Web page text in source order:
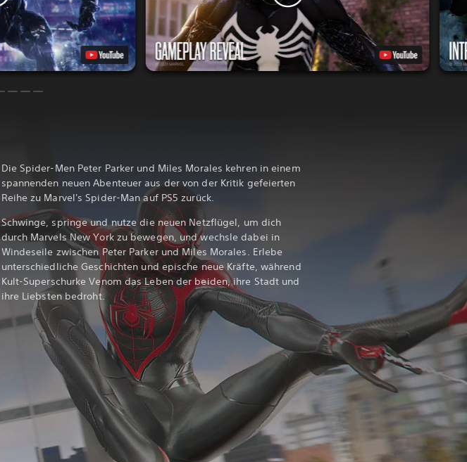
Die Spider-Men Peter Parker und Miles Morales kehren in einem
spannenden neuen Abenteuer aus der von der Kritik gefeierten
Reihe zu Marvel's Spider-Man auf PS5 zurück.
Schwinge, springe und nutze die neuen Netzflügel, um dich
durch Marvels New York zu bewegen, und wechsle dabei in
Windeseile zwischen Peter Parker und Miles Morales. Erlebe
unterschiedliche Geschichten und epische neue Kräfte, während
Kult-Superschurke Venom das Leben der beiden, ihre Stadt und
ihre Liebsten bedroht.